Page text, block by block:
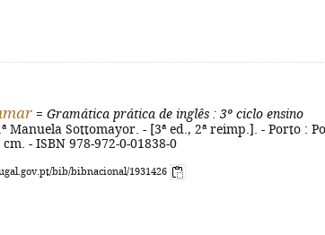
= Gramática prática de inglês : 3º ciclo ensino
Manuela Sottomayor. - [3ª ed., 2ª reimp.]. - Porto :
- ISBN 978-972-0-01838-0
bib/bibnacional/1931426